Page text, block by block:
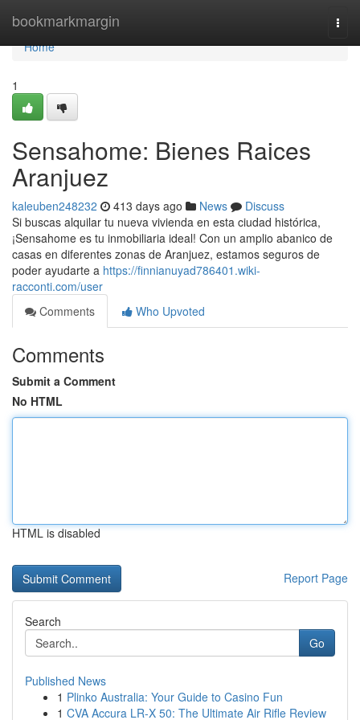
bookmarkmargin
Home
Home
1
Sensahome: Bienes Raices
Aranjuez
kaleuben248232 413 days ago News
Discuss
Si buscas alquilar tu nueva vivienda en esta ciudad histórica,
¡Sensahome es tu inmobiliaria ideal! Con un amplio abanico de
casas en diferentes zonas de Aranjuez, estamos seguros de
poder ayudarte a https://finnianuyad786401.wiki-
racconti.com/user
Comments
Who Upvoted
Comments
Submit a Comment
No HTML
HTML is disabled
Report Page
Search
Go
Published News
1 Plinko Australia: Your Guide to Casino Fun
1 CVA Accura LR-X 50: The Ultimate Air Rifle Review